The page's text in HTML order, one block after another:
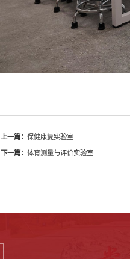
上一篇： 保健康复实验室
下一篇： 体育测量与评价实验室